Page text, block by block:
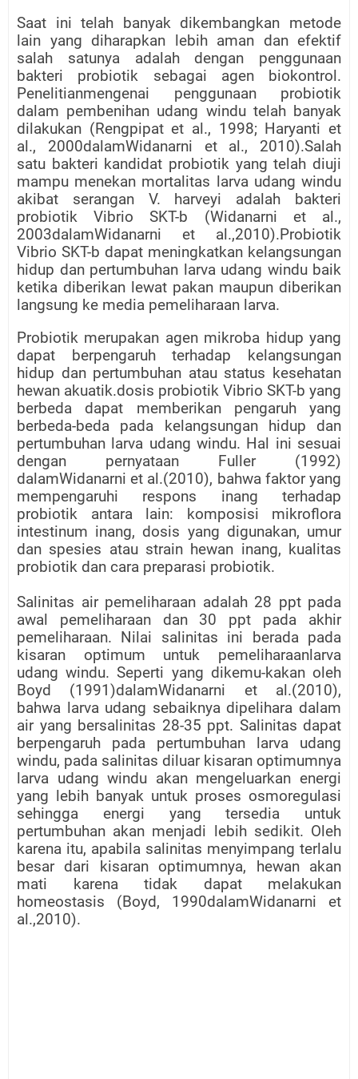
Saat ini telah banyak dikembangkan metode
lain yang diharapkan lebih aman dan efektif
salah satunya adalah dengan penggunaan
bakteri probiotik sebagai agen biokontrol.
Penelitianmengenai penggunaan probiotik
dalam pembenihan udang windu telah banyak
dilakukan (Rengpipat et al., 1998; Haryanti et
al., 2000dalamWidanarni et al., 2010).Salah
satu bakteri kandidat probiotik yang telah diuji
mampu menekan mortalitas larva udang windu
akibat serangan V. harveyi adalah bakteri
probiotik Vibrio SKT-b (Widanarni et al.,
2003dalamWidanarni et al.,2010).Probiotik
Vibrio SKT-b dapat meningkatkan kelangsungan
hidup dan pertumbuhan larva udang windu baik
ketika diberikan lewat pakan maupun diberikan
langsung ke media pemeliharaan larva.
Probiotik merupakan agen mikroba hidup yang
dapat berpengaruh terhadap kelangsungan
hidup dan pertumbuhan atau status kesehatan
hewan akuatik.dosis probiotik Vibrio SKT-b yang
berbeda dapat memberikan pengaruh yang
berbeda-beda pada kelangsungan hidup dan
pertumbuhan larva udang windu. Hal ini sesuai
dengan pernyataan Fuller (1992)
dalamWidanarni et al.(2010), bahwa faktor yang
mempengaruhi respons inang terhadap
probiotik antara lain: komposisi mikroflora
intestinum inang, dosis yang digunakan, umur
dan spesies atau strain hewan inang, kualitas
probiotik dan cara preparasi probiotik.
Salinitas air pemeliharaan adalah 28 ppt pada
awal pemeliharaan dan 30 ppt pada akhir
pemeliharaan. Nilai salinitas ini berada pada
kisaran optimum untuk pemeliharaanlarva
udang windu. Seperti yang dikemu-kakan oleh
Boyd (1991)dalamWidanarni et al.(2010),
bahwa larva udang sebaiknya dipelihara dalam
air yang bersalinitas 28-35 ppt. Salinitas dapat
berpengaruh pada pertumbuhan larva udang
windu, pada salinitas diluar kisaran optimumnya
larva udang windu akan mengeluarkan energi
yang lebih banyak untuk proses osmoregulasi
sehingga energi yang tersedia untuk
pertumbuhan akan menjadi lebih sedikit. Oleh
karena itu, apabila salinitas menyimpang terlalu
besar dari kisaran optimumnya, hewan akan
mati karena tidak dapat melakukan
homeostasis (Boyd, 1990dalamWidanarni et
al.,2010).